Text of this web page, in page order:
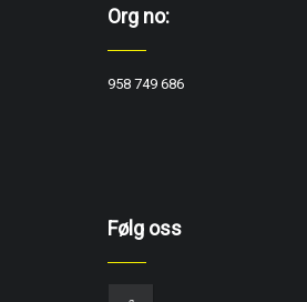
Org no:
958 749 686
Følg oss